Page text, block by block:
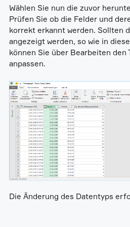
Wählen Sie nun die zuvor
Prüfen Sie ob die Felder und
korrekt erkannt werden. Sollten
angezeigt werden, so wie in
können Sie über Bearbeiten den
anpassen.
Die Änderung des Datentyps